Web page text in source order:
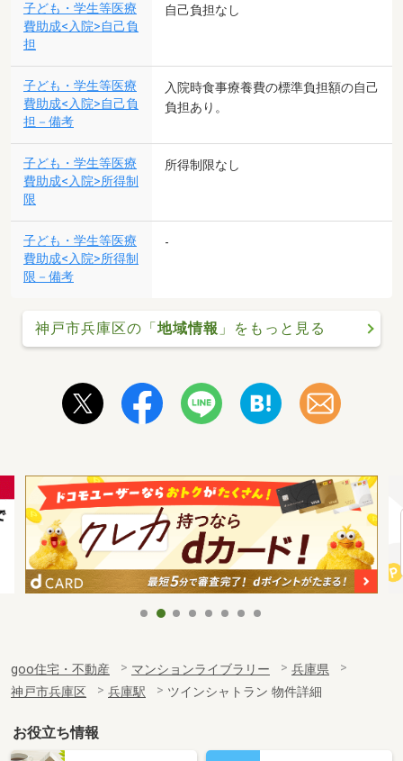
子ども・学生等医療
費助成<入院>自己負
担
自己負担なし
子ども・学生等医療
費助成<入院>自己負
担－備考
入院時食事療養費の標準負担額の自己
負担あり。
子ども・学生等医療
費助成<入院>所得制
限
所得制限なし
子ども・学生等医療
費助成<入院>所得制
限－備考
-
神戸市兵庫区の「地域情報 」をもっと見る
goo住宅・不動産 マンションライブラリー
兵庫県
神戸市兵庫区
兵庫駅 ツインシャトラン 物件詳細
お役立ち情報